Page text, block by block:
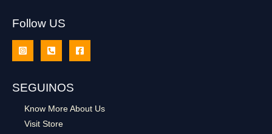
Follow US
SEGUINOS
Know More About Us
Visit Store